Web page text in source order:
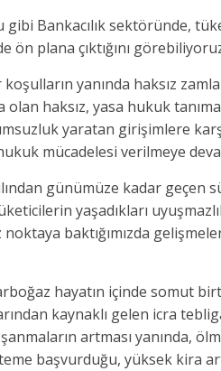
gibi Bankacılık sektöründe,
ön plana çıktığını
yanında haksız
haksız, yasa hukuk
yaratan girişimlere
mücadelesi verilmeye
günümüze kadar geçen
yaşadıkları
noktaya baktığımızda
hayatın içinde somut
kaynaklı gelen icra
artması yanında,
başvurduğu, yüksek kira